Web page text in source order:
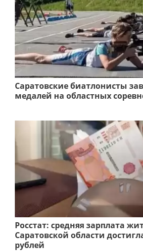
Саратовские биатлонисты
медалей на областных
Росстат: средняя зарплата
Саратовской области
рублей